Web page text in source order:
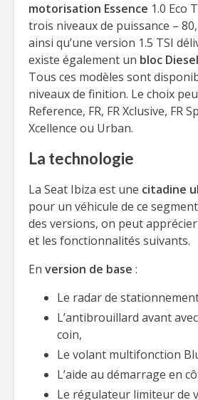
motorisation Essence 1.0 Eco
trois niveaux de puissance –
ainsi qu’une version 1.5 TSI
existe également un bloc Diesel
Tous ces modèles sont
niveaux de finition. Le choix
Reference, FR, FR Xclusive, FR
Xcellence ou Urban.
La technologie
La Seat Ibiza est une citadine
pour un véhicule de ce
des versions, on peut
et les fonctionnalités suivants.
En version de base :
Le radar de
L’antibrouillard avant
coin,
Le volant multifonction
L’aide au démarrage en
Le régulateur limiteur de